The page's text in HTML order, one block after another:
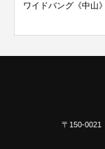
ワイドバング《中山》
〒150-0021